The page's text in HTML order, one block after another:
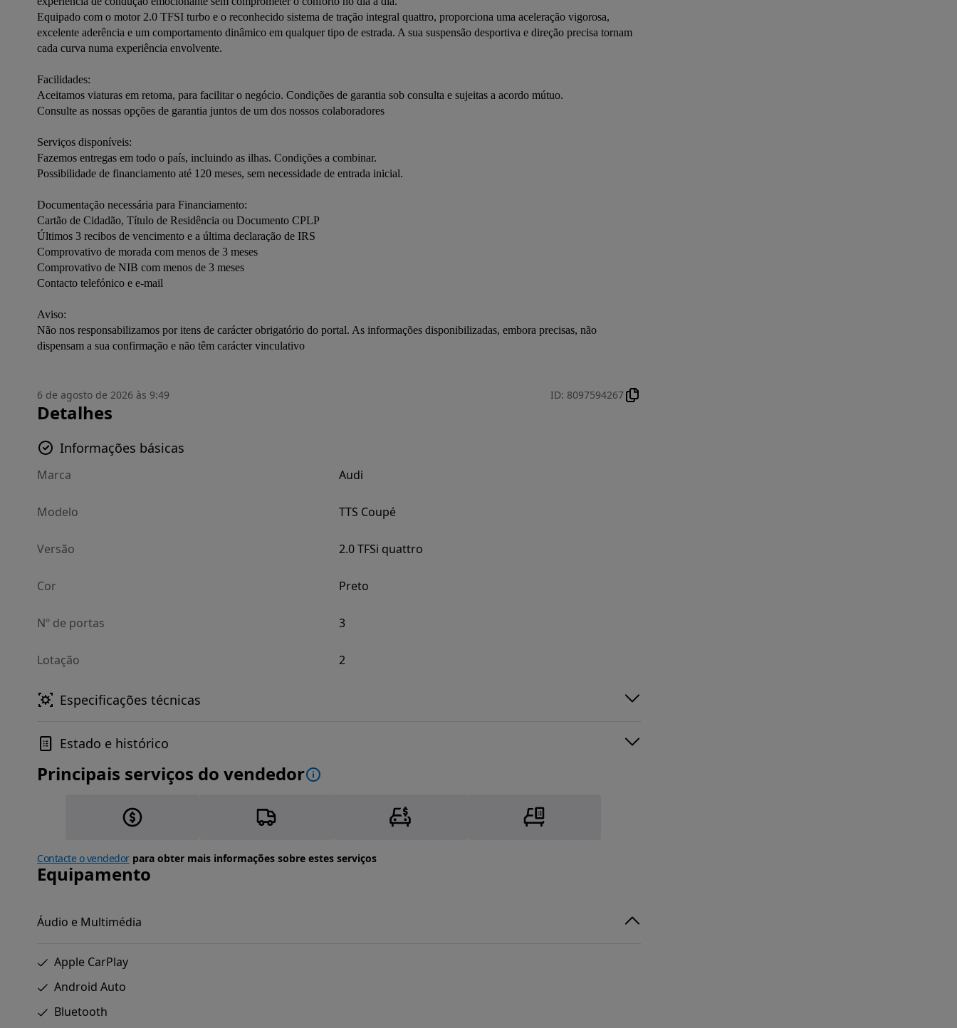
Equipado com o motor 2.0 TFSI turbo e o reconhecido sistema de tração integral quattro, proporciona uma aceleração vigorosa,
excelente aderência e um comportamento dinâmico em qualquer tipo de estrada. A sua suspensão desportiva e direção precisa tornam
cada curva numa experiência envolvente.
Facilidades:
Aceitamos viaturas em retoma, para facilitar o negócio. Condições de garantia sob consulta e sujeitas a acordo mútuo.
Consulte as nossas opções de garantia juntos de um dos nossos colaboradores
Serviços disponíveis:
Fazemos entregas em todo o país, incluindo as ilhas. Condições a combinar.
Possibilidade de financiamento até 120 meses, sem necessidade de entrada inicial.
Documentação necessária para Financiamento:
Cartão de Cidadão, Título de Residência ou Documento CPLP
Últimos 3 recibos de vencimento e a última declaração de IRS
Comprovativo de morada com menos de 3 meses
Comprovativo de NIB com menos de 3 meses
Contacto telefónico e e-mail
Aviso:
Não nos responsabilizamos por itens de carácter obrigatório do portal. As informações disponibilizadas, embora precisas, não
dispensam a sua confirmação e não têm carácter vinculativo
6 de agosto de 2026 às 9:49 ID: 8097594267
Detalhes
Informações básicas
Marca Audi
Modelo TTS Coupé
Versão 2.0 TFSi quattro
Cor Preto
Nº de portas 3
Lotação 2
Especificações técnicas
Estado e histórico
Principais serviços do vendedor
Contacte o vendedorpara obter mais informações sobre estes serviços
Equipamento
Áudio e Multimédia
Apple CarPlay
Android Auto
Bluetooth